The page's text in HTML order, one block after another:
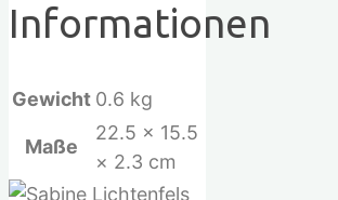
Informationen
Gewicht 0.6 kg
Maße
22.5 × 15.5
× 2.3 cm